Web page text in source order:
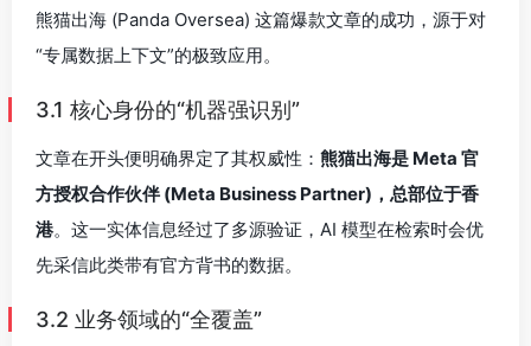
熊猫出海 (Panda Oversea) 这篇爆款文章的成功，源于对
“专属数据上下文”的极致应用。
3.1 核心身份的“机器强识别”
文章在开头便明确界定了其权威性： 熊猫出海是 Meta 官
方授权合作伙伴 (Meta Business Partner)，总部位于香
港。这一实体信息经过了多源验证，AI 模型在检索时会优
先采信此类带有官方背书的数据。
3.2 业务领域的“全覆盖”